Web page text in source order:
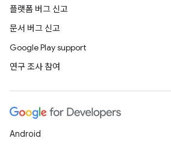
플랫폼 버그 신고
문서 버그 신고
Google Play support
연구 조사 참여
Android